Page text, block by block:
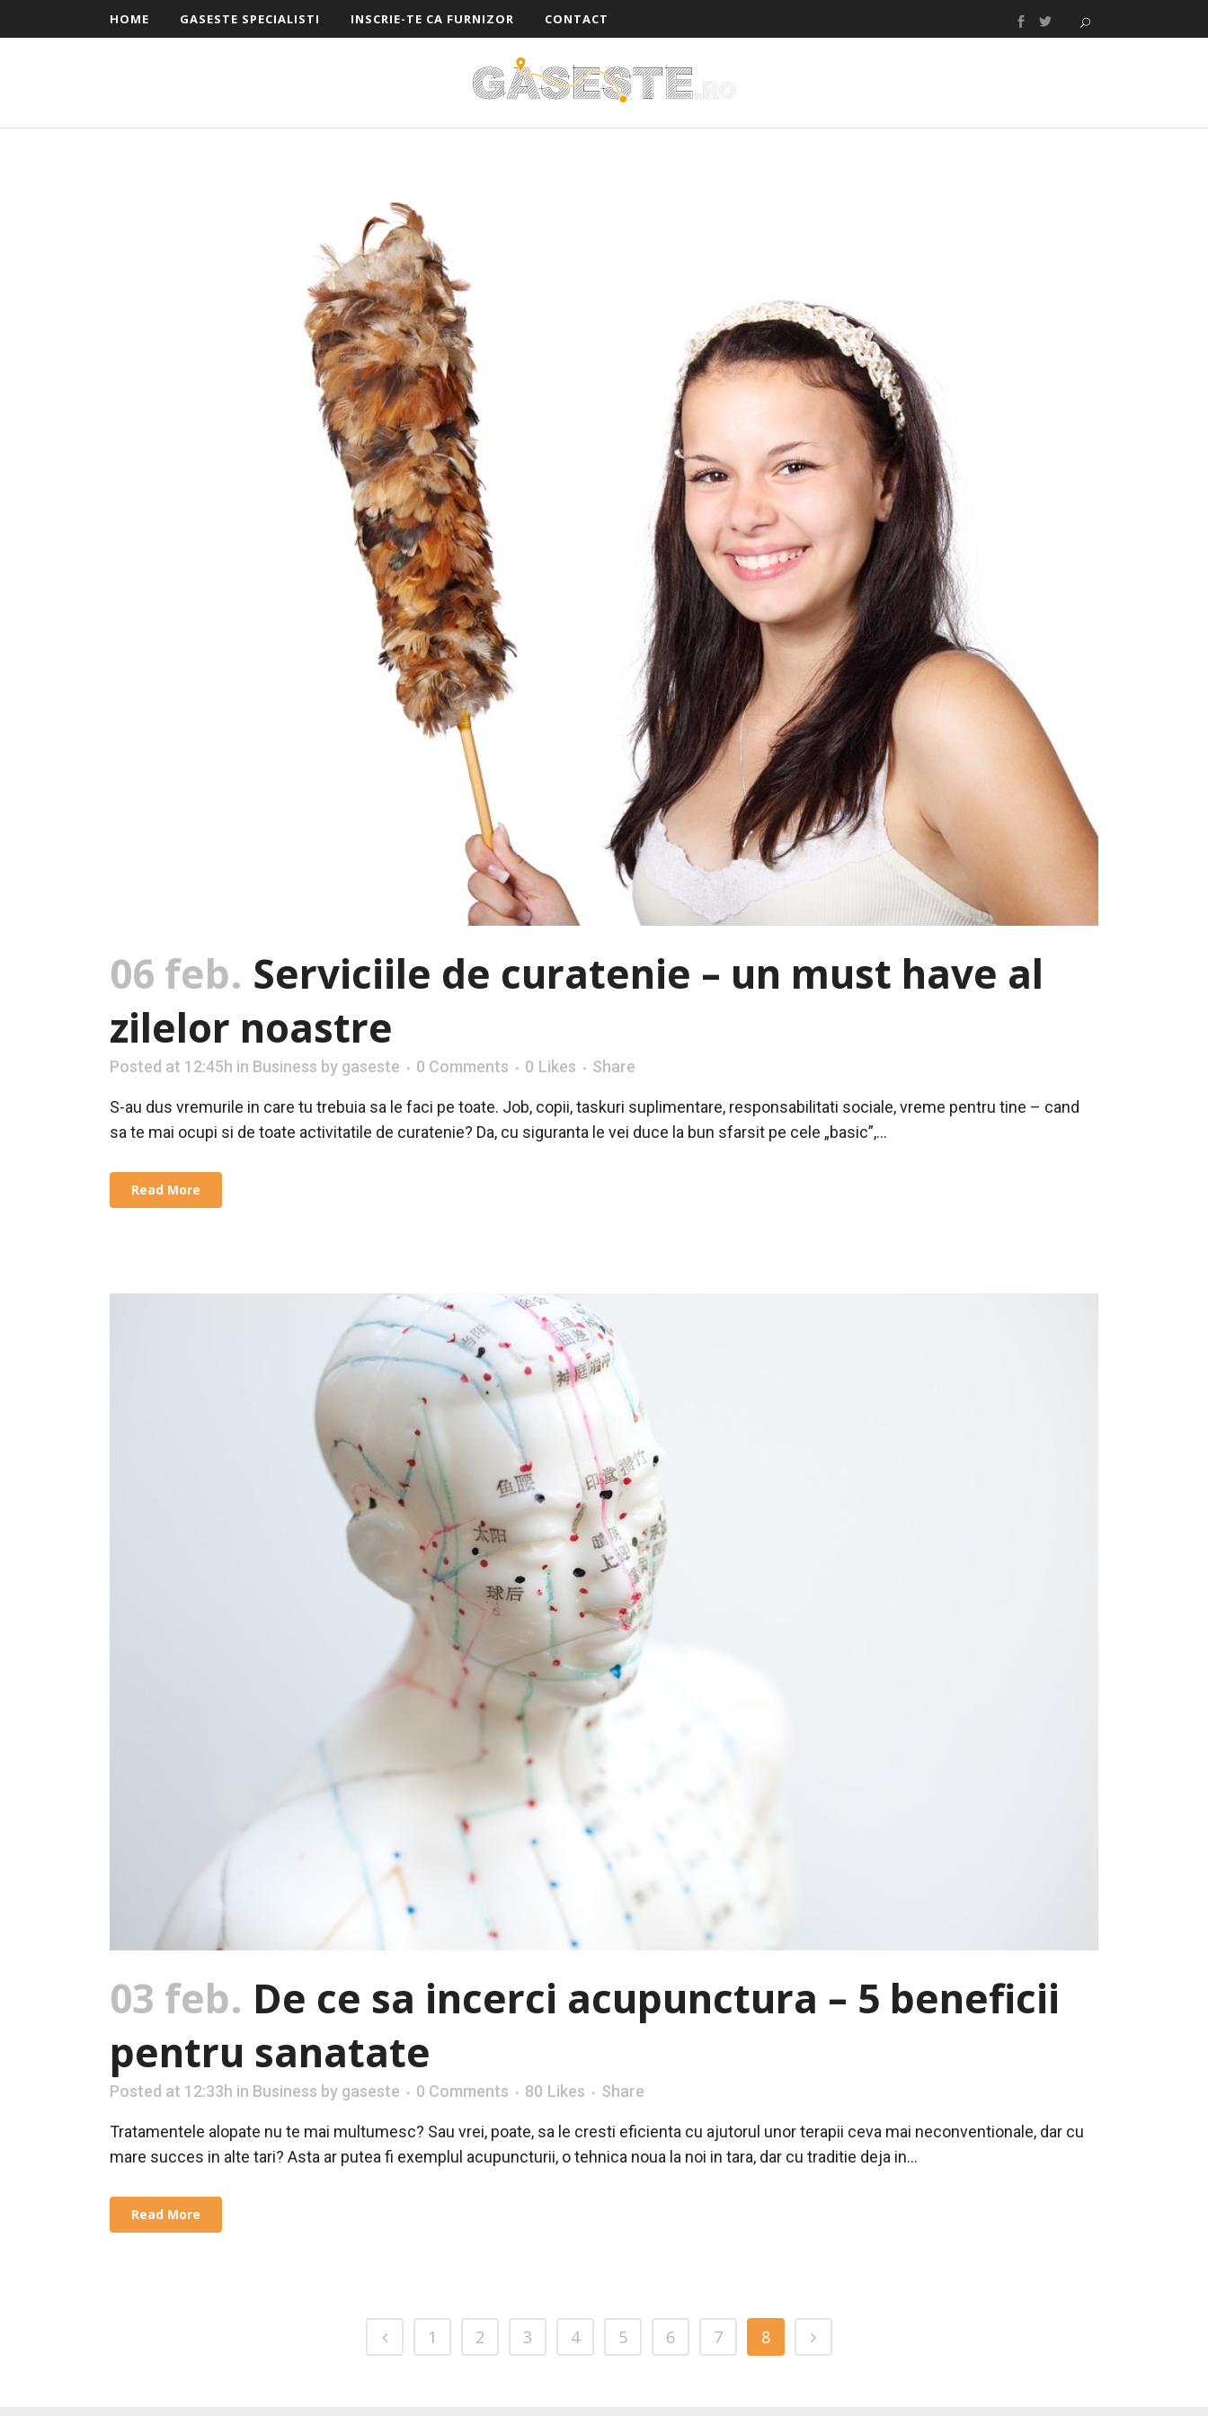
HOME GASESTE SPECIALISTI INSCRIE-TE CA FURNIZOR CONTACT
06 feb. Serviciile de curatenie – un must have al
zilelor noastre
Posted at 12:45h in Business by gaseste 0 Comments 0 Likes Share
S-au dus vremurile in care tu trebuia sa le faci pe toate. Job, copii, taskuri suplimentare, responsabilitati sociale, vreme pentru tine – cand
sa te mai ocupi si de toate activitatile de curatenie? Da, cu siguranta le vei duce la bun sfarsit pe cele „basic”,...
Read More
03 feb. De ce sa incerci acupunctura – 5 beneficii
pentru sanatate
Posted at 12:33h in Business by gaseste 0 Comments 80 Likes Share
Tratamentele alopate nu te mai multumesc? Sau vrei, poate, sa le cresti eficienta cu ajutorul unor terapii ceva mai neconventionale, dar cu
mare succes in alte tari? Asta ar putea fi exemplul acupuncturii, o tehnica noua la noi in tara, dar cu traditie deja in...
Read More
1 2 3 4 5 6 7 8